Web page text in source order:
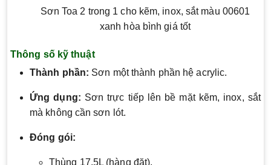
Sơn Toa 2 trong 1 cho kẽm, inox, sắt màu 00601
xanh hòa bình giá tốt
Thông số kỹ thuật
Thành phần: Sơn một thành phần hệ acrylic.
Ứng dụng: Sơn trực tiếp lên bề mặt kẽm, inox, sắt
mà không cần sơn lót.
Đóng gói:
Thùng 17.5L (hàng đặt).